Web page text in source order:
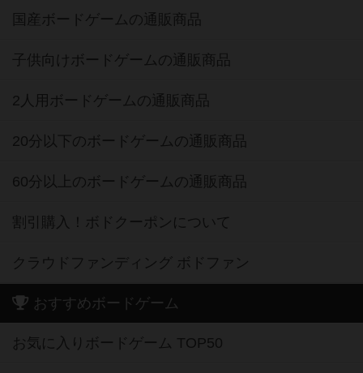
国産ボードゲームの通販商品
子供向けボードゲームの通販商品
2人用ボードゲームの通販商品
20分以下のボードゲームの通販商品
60分以上のボードゲームの通販商品
割引購入！ボドクーポンについて
クラウドファンディング ボドファン
おすすめボードゲーム
お気に入りボードゲーム TOP50